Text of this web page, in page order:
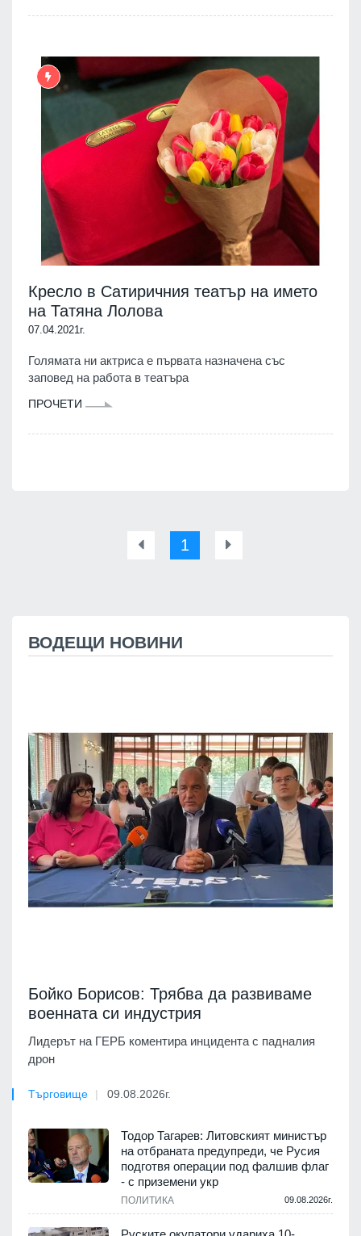
Кресло в Сатиричния театър на името
на Татяна Лолова
07.04.2021г.
Голямата ни актриса е първата назначена със
заповед на работа в театъра
ПРОЧЕТИ
1
ВОДЕЩИ НОВИНИ
Бойко Борисов: Трябва да развиваме
военната си индустрия
Лидерът на ГЕРБ коментира инцидента с падналия
дрон
Търговище 09.08.2026г.
Тодор Тагарев: Литовският министър
на отбраната предупреди, че Русия
подготвя операции под фалшив флаг
- с приземени укр
ПОЛИТИКА 09.08.2026г.